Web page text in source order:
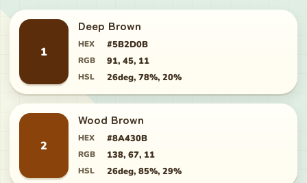
1
Deep Brown
HEX #5B2D0B
RGB 91, 45, 11
HSL 26deg, 78%, 20%
2
Wood Brown
HEX #8A430B
RGB 138, 67, 11
HSL 26deg, 85%, 29%